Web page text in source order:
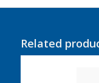
Related